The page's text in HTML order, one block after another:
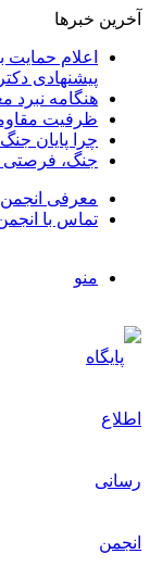
آخرین خبرها
پیشنهادی
هنگامه نبرد
ظرفیت
چرا پایان
جنگ، فرصتی
معرفی انجمن
تماس با
منو